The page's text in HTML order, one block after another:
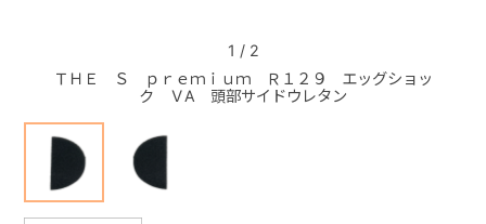
ＴＨＥ Ｓ ｐｒｅｍｉｕｍ Ｒ１２９ エッグショッ
ク ＶA 頭部サイドウレタン
1 / 2